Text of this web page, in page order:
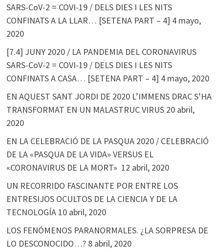
SARS-CoV-2 = COVI-19 / DELS DIES I LES NITS
CONFINATS A LA LLAR… [SETENA PART – 4] 4 mayo,
2020
[7.4] JUNY 2020 / LA PANDEMIA DEL CORONAVIRUS
SARS-CoV-2 = COVI-19 / DELS DIES I LES NITS
CONFINATS A CASA… [SETENA PART – 4] 4 mayo, 2020
EN AQUEST SANT JORDI DE 2020 L’IMMENS DRAC S’HA
TRANSFORMAT EN UN MALASTRUC VIRUS 20 abril,
2020
EN LA CELEBRACIÓ DE LA PASQUA 2020 / CELEBRACIÓ
DE LA «PASQUA DE LA VIDA» VERSUS EL
«CORONAVIRUS DE LA MORT» 12 abril, 2020
UN RECORRIDO FASCINANTE POR ENTRE LOS
ENTRESIJOS OCULTOS DE LA CIENCIA Y DE LA
TECNOLOGÍA 10 abril, 2020
LOS FENÓMENOS PARANORMALES. ¿LA SORPRESA DE
LO DESCONOCIDO…? 8 abril, 2020